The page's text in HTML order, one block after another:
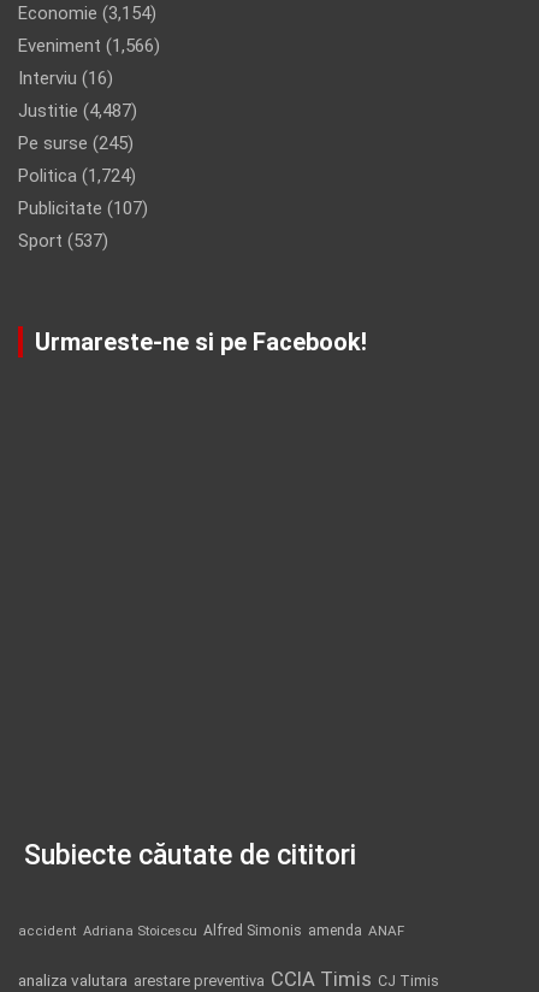
Economie (3,154)
Eveniment (1,566)
Interviu (16)
Justitie (4,487)
Pe surse (245)
Politica (1,724)
Publicitate (107)
Sport (537)
Urmareste-ne si pe Facebook!
Subiecte căutate de cititori
accident Adriana Stoicescu Alfred Simonis amenda ANAF
analiza valutara arestare preventiva CCIA Timis CJ Timis